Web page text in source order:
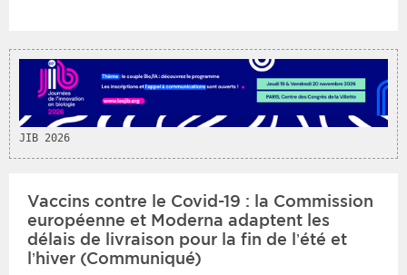
JIB 2026
Vaccins contre le Covid-19 : la Commission
européenne et Moderna adaptent les
délais de livraison pour la fin de l’été et
l’hiver (Communiqué)